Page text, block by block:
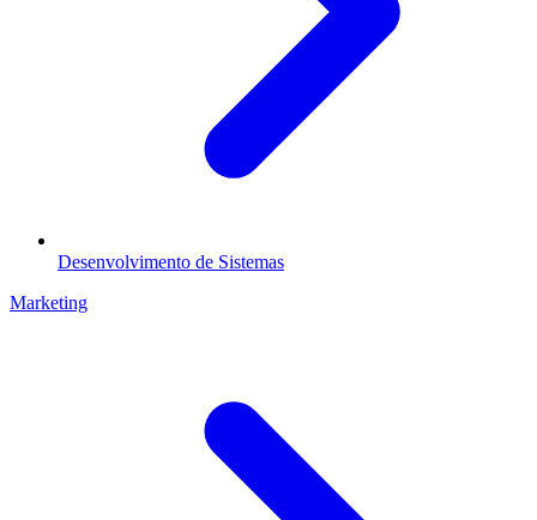
Desenvolvimento de Sistemas
Marketing